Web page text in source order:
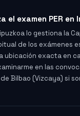
el examen PER en
lo gestiona la
de los exámenes
ubicación exacta en
en las
Bilbao (Vizcaya) si